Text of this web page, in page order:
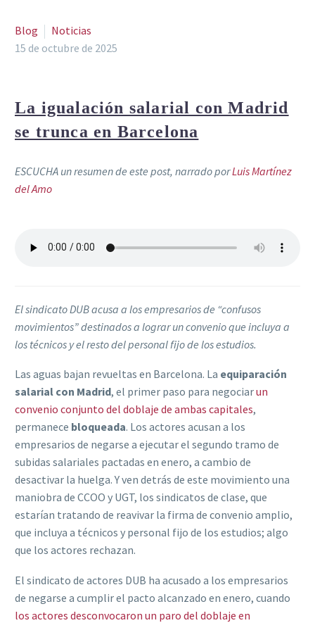
Blog
Noticias
15 de octubre de 2025
La igualación salarial con Madrid
se trunca en Barcelona
ESCUCHA un resumen de este post, narrado porLuis Martínez
del Amo
El sindicato DUB acusa a los empresarios de “confusos
movimientos” destinados a lograr un convenio que incluya a
los técnicos y el resto del personal fijo de los estudios.
Las aguas bajan revueltas en Barcelona. La equiparación
salarial con Madrid, el primer paso para negociarun
convenio conjunto del doblaje de ambas capitales,
permanece bloqueada. Los actores acusan a los
empresarios de negarse a ejecutar el segundo tramo de
subidas salariales pactadas en enero, a cambio de
desactivar la huelga. Y ven detrás de este movimiento una
maniobra de CCOO y UGT, los sindicatos de clase, que
estarían tratando de reavivar la firma de convenio amplio,
que incluya a técnicos y personal fijo de los estudios; algo
que los actores rechazan.
El sindicato de actores DUB ha acusado a los empresarios
de negarse a cumplir el pacto alcanzado en enero, cuando
los actores desconvocaron un paro del doblaje en